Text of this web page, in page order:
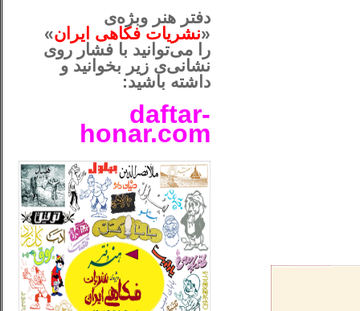
دفتر هنر وبژه‌ی
«نشریات فکاهی ایران»
را می‌توانید با فشار روی
نشانی‌ی زیر بخوانید و
داشته باشید:
daftar-
honar.com